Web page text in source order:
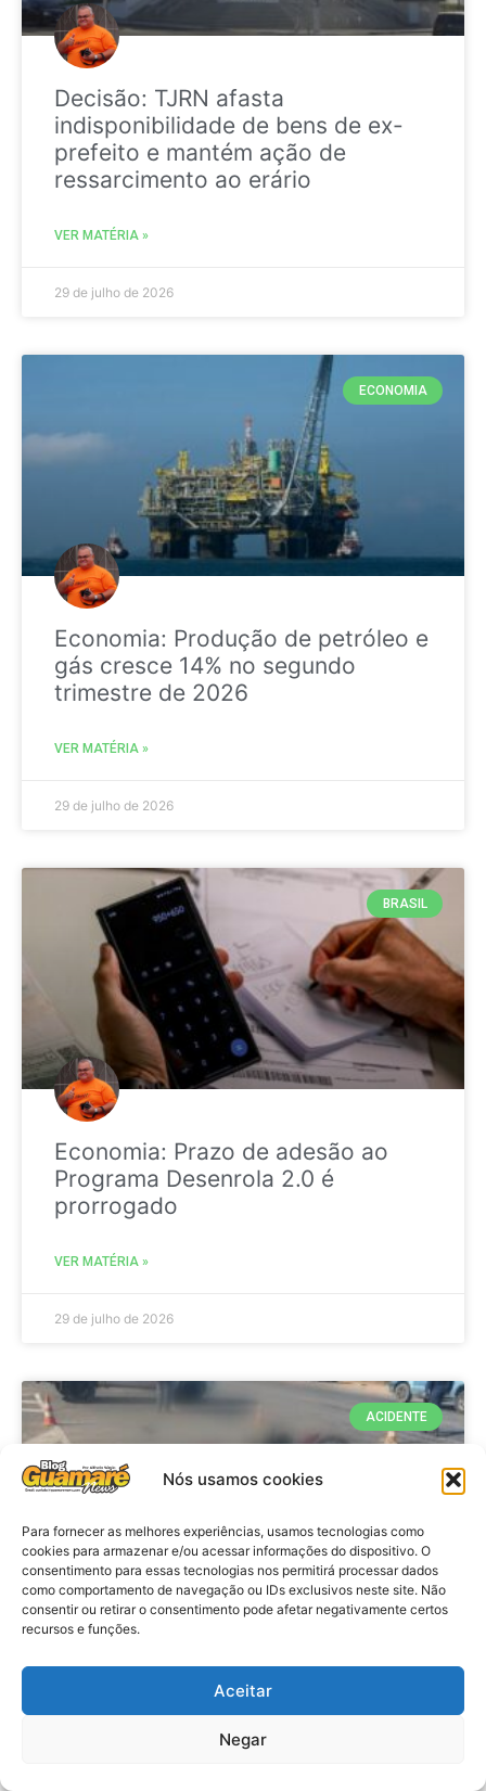
Nós usamos cookies
Para fornecer as melhores experiências, usamos tecnologias como
cookies para armazenar e/ou acessar informações do dispositivo. O
consentimento para essas tecnologias nos permitirá processar dados
como comportamento de navegação ou IDs exclusivos neste site. Não
consentir ou retirar o consentimento pode afetar negativamente certos
recursos e funções.
Aceitar
Negar
Decisão: TJRN afasta
indisponibilidade de bens de ex-
prefeito e mantém ação de
ressarcimento ao erário
VER MATÉRIA »
29 de julho de 2026
ECONOMIA
Economia: Produção de petróleo e
gás cresce 14% no segundo
trimestre de 2026
VER MATÉRIA »
29 de julho de 2026
BRASIL
Economia: Prazo de adesão ao
Programa Desenrola 2.0 é
prorrogado
VER MATÉRIA »
29 de julho de 2026
ACIDENTE
Acidente: A caminho do trabalho
professora se envolve em
acidente e vai a obito na RN 118
no Alto do Rodrigues, RN